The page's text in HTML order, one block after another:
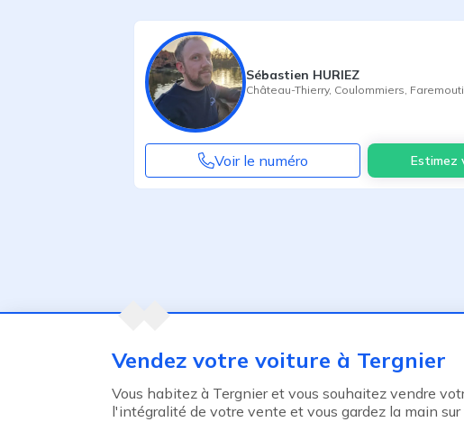
Sébastien HURIEZ
Château-Thierry, Coulommiers
Voir le numéro Estimez
Agent précédentVendez votre voiture à Tergnier
Vous habitez à Tergnier et vous souhaitez vendre
l'intégralité de votre vente et vous gardez la main sur